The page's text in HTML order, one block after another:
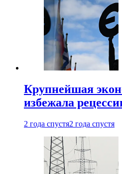
Крупнейшая
избежала
2 года спустя2 года спустя